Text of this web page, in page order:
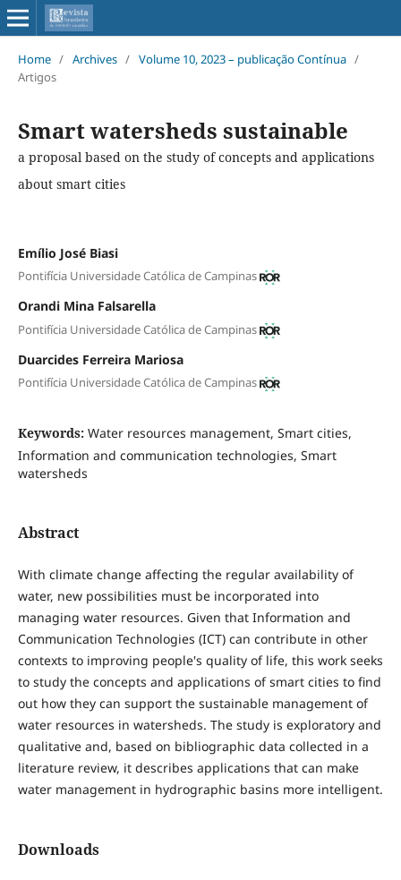
Home / Archives / Volume 10, 2023 – publicação Contínua /
Artigos
Smart watersheds sustainable
a proposal based on the study of concepts and applications
about smart cities
Emílio José Biasi
Pontifícia Universidade Católica de Campinas
Orandi Mina Falsarella
Pontifícia Universidade Católica de Campinas
Duarcides Ferreira Mariosa
Pontifícia Universidade Católica de Campinas
Keywords: Water resources management, Smart cities,
Information and communication technologies, Smart
watersheds
Abstract
With climate change affecting the regular availability of
water, new possibilities must be incorporated into
managing water resources. Given that Information and
Communication Technologies (ICT) can contribute in other
contexts to improving people's quality of life, this work seeks
to study the concepts and applications of smart cities to find
out how they can support the sustainable management of
water resources in watersheds. The study is exploratory and
qualitative and, based on bibliographic data collected in a
literature review, it describes applications that can make
water management in hydrographic basins more intelligent.
Downloads